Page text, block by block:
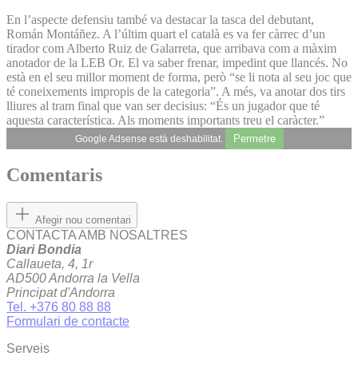
En l’aspecte defensiu també va destacar la tasca del debutant,
Román Montáñez. A l’últim quart el català es va fer càrrec d’un
tirador com Alberto Ruiz de Galarreta, que arribava com a màxim
anotador de la LEB Or. El va saber frenar, impedint que llancés. No
està en el seu millor moment de forma, però “se li nota al seu joc que
té coneixements impropis de la categoria”. A més, va anotar dos tirs
lliures al tram final que van ser decisius: “És un jugador que té
aquesta característica. Als moments importants treu el caràcter.”
Google Adsense està deshabilitat. Permetre
Comentaris
Afegir nou comentari
CONTACTA AMB NOSALTRES
Diari Bondia
Callaueta, 4, 1r
AD500 Andorra la Vella
Principat d'Andorra
Tel. +376 80 88 88
Formulari de contacte
Serveis